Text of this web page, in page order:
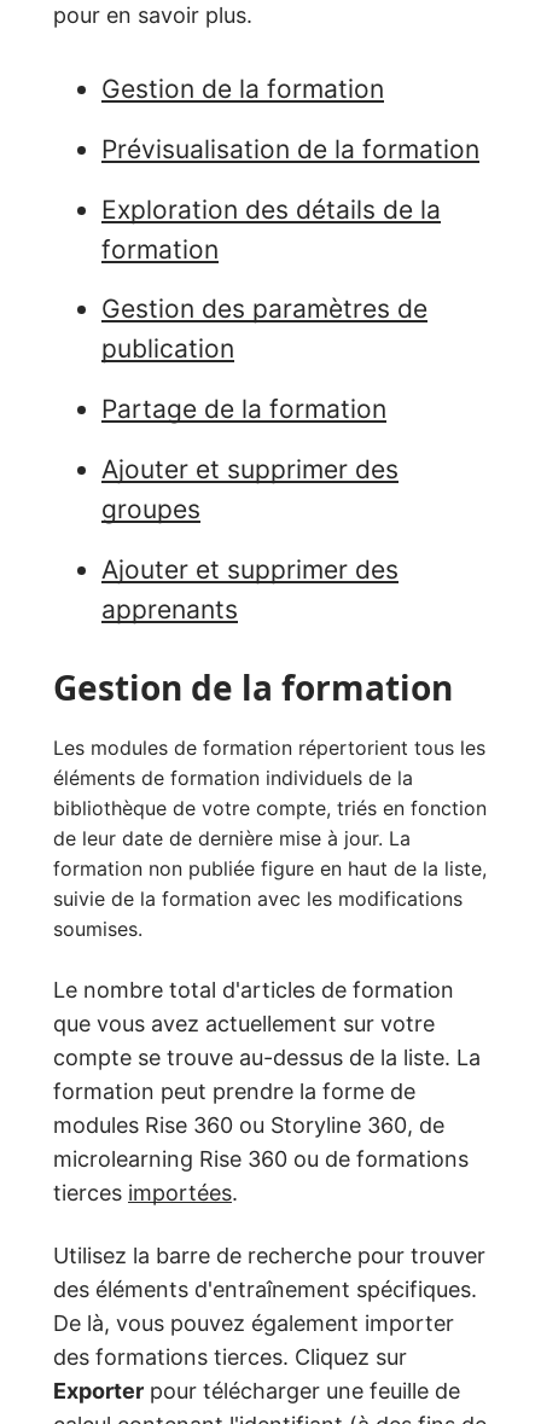
pour en savoir plus.
Gestion de la formation
Prévisualisation de la formation
Exploration des détails de la
formation
Gestion des paramètres de
publication
Partage de la formation
Ajouter et supprimer des
groupes
Ajouter et supprimer des
apprenants
Gestion de la formation
Les modules de formation répertorient tous les
éléments de formation individuels de la
bibliothèque de votre compte, triés en fonction
de leur date de dernière mise à jour. La
formation non publiée figure en haut de la liste,
suivie de la formation avec les modifications
soumises.
Le nombre total d'articles de formation
que vous avez actuellement sur votre
compte se trouve au-dessus de la liste. La
formation peut prendre la forme de
modules Rise 360 ou Storyline 360, de
microlearning Rise 360 ou de formations
tierces importées.
Utilisez la barre de recherche pour trouver
des éléments d'entraînement spécifiques.
De là, vous pouvez également importer
des formations tierces. Cliquez sur
Exporter pour télécharger une feuille de